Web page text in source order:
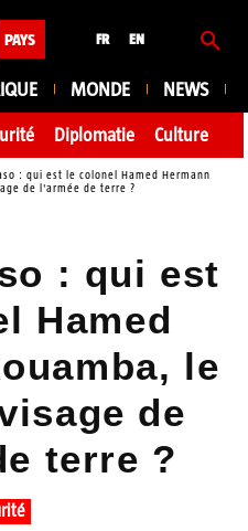
PAYS FR EN
MONDE NEWS
Diplomatie Culture
: qui est le colonel Hamed Hermann
de l'armée de terre ?
: qui est
Hamed
le
de
terre ?